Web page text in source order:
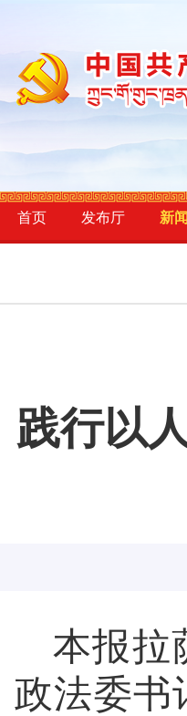
首页 发布厅 新
践行以
本报拉
政法委书